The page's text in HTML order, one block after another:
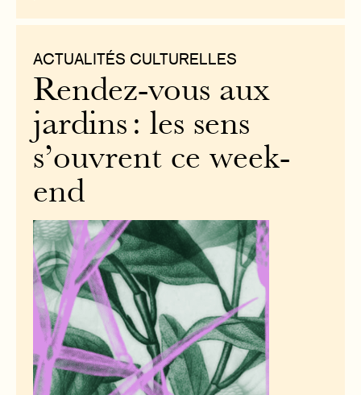
ACTUALITÉS CULTURELLES
Rendez-vous aux
jardins : les sens
s’ouvrent ce week-
end